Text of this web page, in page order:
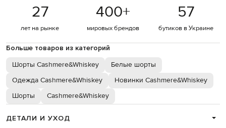
27
лет на рынке
400+
мировых брендов
57
бутиков в Украине
Больше товаров из категорий
Шорты Cashmere&Whiskey
Белые шорты
Одежда Cashmere&Whiskey
Новинки Cashmere&Whiskey
Шорты
Cashmere&Whiskey
ДЕТАЛИ И УХОД